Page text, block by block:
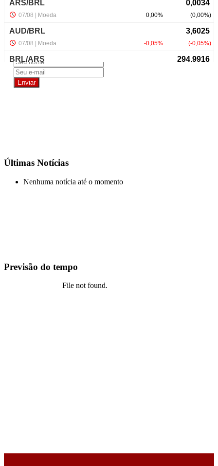
NewsLetter
Últimas Notícias
Nenhuma notícia até o momento
Previsão do tempo